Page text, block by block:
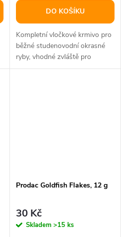
DO KOŠÍKU
Kompletní vločkové krmivo pro
běžné studenovodní okrasné
ryby, vhodné zvláště pro
kaprovité a karasovité ryby. -...
Prodac Goldfish Flakes, 12 g
30 Kč
Skladem >15 ks